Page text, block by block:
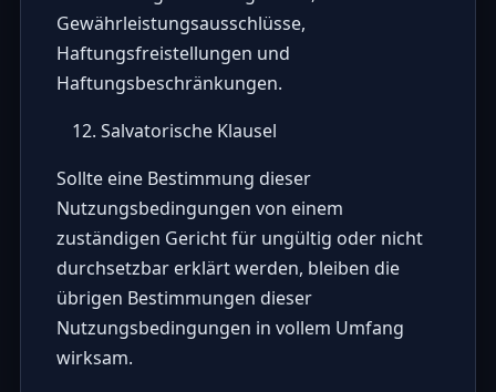
Gewährleistungsausschlüsse,
Haftungsfreistellungen und
Haftungsbeschränkungen.
Salvatorische Klausel
Sollte eine Bestimmung dieser
Nutzungsbedingungen von einem
zuständigen Gericht für ungültig oder nicht
durchsetzbar erklärt werden, bleiben die
übrigen Bestimmungen dieser
Nutzungsbedingungen in vollem Umfang
wirksam.